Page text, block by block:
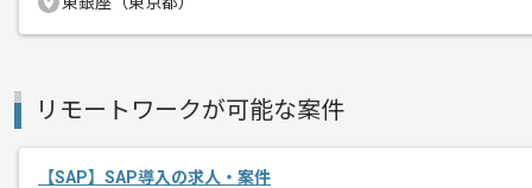
経験豊富なメンバーと成長が出来る環境
リモートワークが可能な案件
【SAP】SAP導入の求人・案件